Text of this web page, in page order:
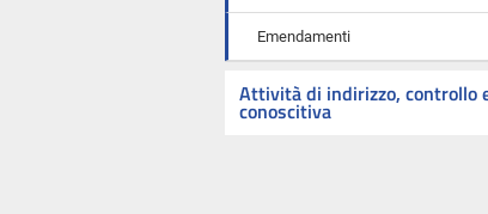
Emendamenti
Attività di indirizzo, controllo
conoscitiva